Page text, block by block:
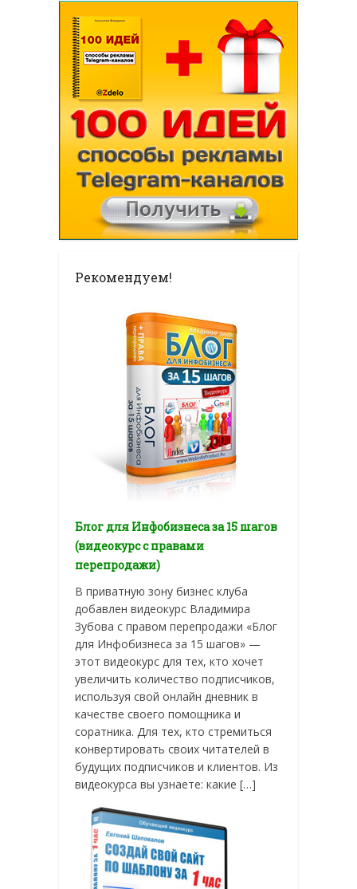
Рекомендуем!
Блог для Инфобизнеса за 15 шагов
(видеокурс с правами
перепродажи)
В приватную зону бизнес клуба
добавлен видеокурс Владимира
Зубова с правом перепродажи «Блог
для Инфобизнеса за 15 шагов» —
этот видеокурс для тех, кто хочет
увеличить количество подписчиков,
используя свой онлайн дневник в
качестве своего помощника и
соратника. Для тех, кто стремиться
конвертировать своих читателей в
будущих подписчиков и клиентов. Из
видеокурса вы узнаете: какие […]